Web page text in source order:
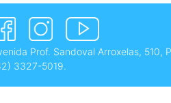
Prof. Sandoval Arroxelas, 510,
3327-5019.